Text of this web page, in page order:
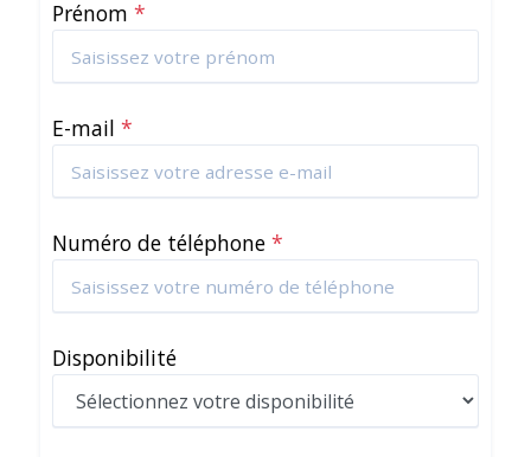
Prénom *
E-mail *
Numéro de téléphone *
Disponibilité